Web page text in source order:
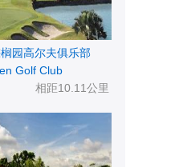
园高尔夫俱乐部
Golf Club
相距10.11公里